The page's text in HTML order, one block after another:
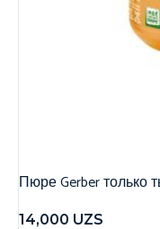
Пюре Gerber только
14,000 UZS